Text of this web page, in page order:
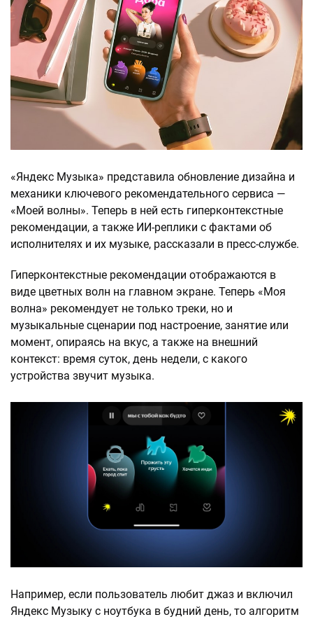
«Яндекс Музыка» представила обновление дизайна и
механики ключевого рекомендательного сервиса —
«Моей волны». Теперь в ней есть гиперконтекстные
рекомендации, а также ИИ-реплики с фактами об
исполнителях и их музыке, рассказали в пресс-службе.
Гиперконтекстные рекомендации отображаются в
виде цветных волн на главном экране. Теперь «Моя
волна» рекомендует не только треки, но и
музыкальные сценарии под настроение, занятие или
момент, опираясь на вкус, а также на внешний
контекст: время суток, день недели, с какого
устройства звучит музыка.
Например, если пользователь любит джаз и включил
Яндекс Музыку с ноутбука в будний день, то алгоритм